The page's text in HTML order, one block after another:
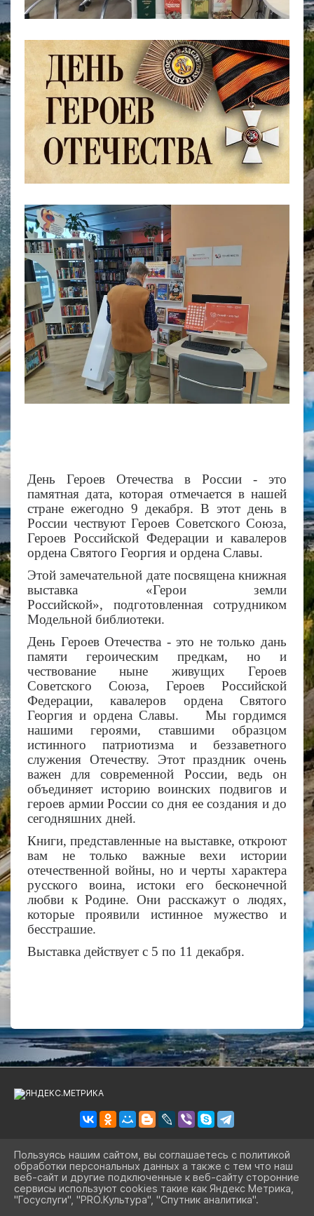
День Героев Отечества в России - это
памятная дата, которая отмечается в нашей
стране ежегодно 9 декабря. В этот день в
России чествуют Героев Советского Союза,
Героев Российской Федерации и кавалеров
ордена Святого Георгия и ордена Славы.
Этой замечательной дате посвящена книжная
выставка «Герои земли
Российской», подготовленная сотрудником
Модельной библиотеки.
День Героев Отечества - это не только дань
памяти героическим предкам, но и
чествование ныне живущих Героев
Советского Союза, Героев Российской
Федерации, кавалеров ордена Святого
Георгия и ордена Славы. Мы гордимся
нашими героями, ставшими образцом
истинного патриотизма и беззаветного
служения Отечеству. Этот праздник очень
важен для современной России, ведь он
объединяет историю воинских подвигов и
героев армии России со дня ее создания и до
сегодняшних дней.
Книги, представленные на выставке, откроют
вам не только важные вехи истории
отечественной войны, но и черты характера
русского воина, истоки его бесконечной
любви к Родине. Они расскажут о людях,
которые проявили истинное мужество и
бесстрашие.
Выставка действует с 5 по 11 декабря.
2026 Г. BIBLSBK.RU
ВХОД
КАРТА САЙТА
ПОЛИТИКА ОБРАБОТКИ ПЕРСОНАЛЬНЫХ ДАННЫХ
Пользуясь нашим сайтом, вы соглашаетесь с политикой
обработки персональных данных а также с тем что наш
веб-сайт и другие подключенные к веб-сайту сторонние
сервисы используют cookies такие как Яндекс Метрика,
"Госуслуги", "PRO.Культура", "Спутник аналитика".